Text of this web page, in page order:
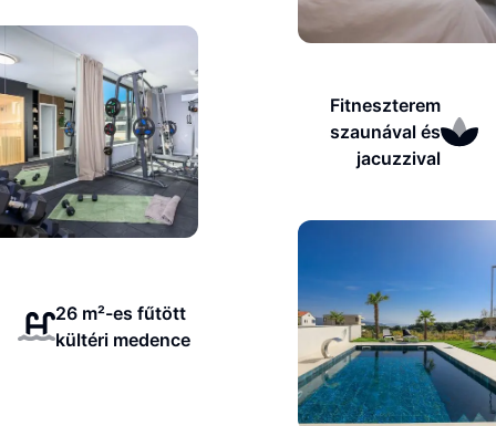
Fitneszterem
szaunával és
jacuzzival
26 m²-es fűtött
kültéri medence